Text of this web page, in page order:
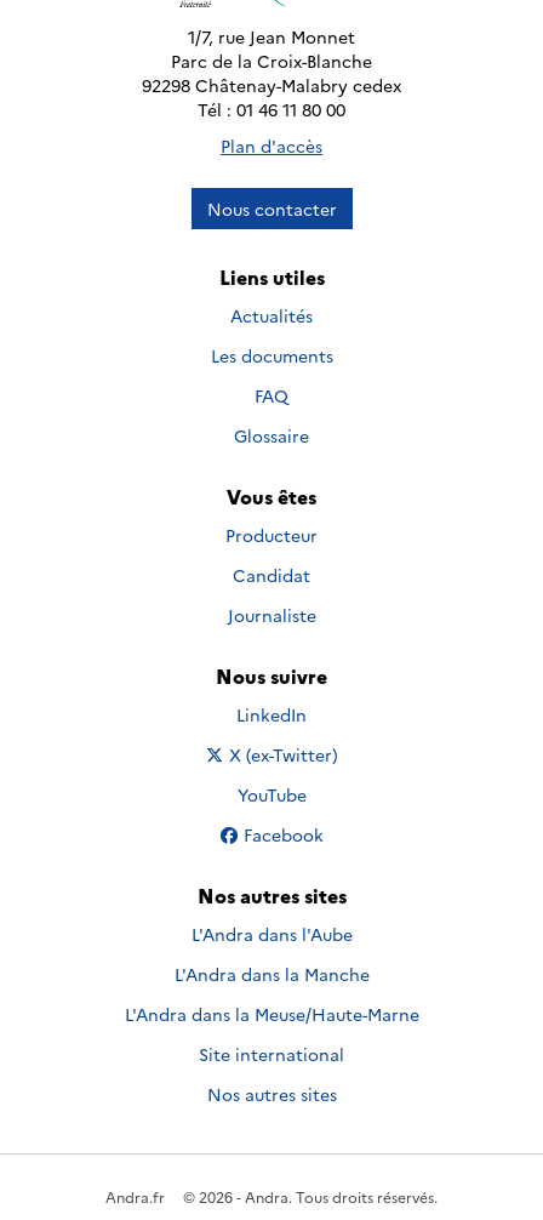
1/7, rue Jean Monnet
Parc de la Croix-Blanche
92298 Châtenay-Malabry cedex
Tél : 01 46 11 80 00
Plan d'accès
Nous contacter
Liens utiles
Actualités
Les documents
FAQ
Glossaire
Vous êtes
Producteur
Candidat
Journaliste
Nous suivre
Nous suivre sur
LinkedIn
Nous suivre sur
X (ex-Twitter)
Nous suivre sur
YouTube
Nous suivre sur
Facebook
Nos autres sites
L'Andra dans l'Aube
L'Andra dans la Manche
L'Andra dans la Meuse/Haute-Marne
Site international
Nos autres sites
Andra.fr © 2026 - Andra. Tous droits réservés.